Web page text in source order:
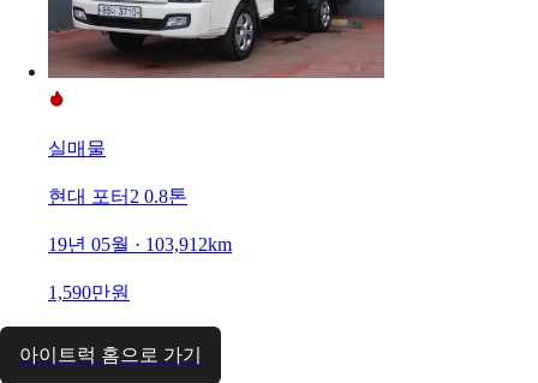
실매물
현대 포터2 0.8톤
19년 05월 · 103,912km
1,590만원
아이트럭 홈으로 가기